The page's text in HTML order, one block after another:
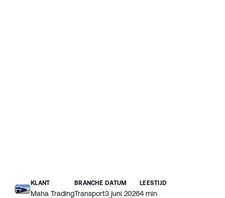
KLANT
Maha Trading
BRANCHE
Transport
DATUM
3 juni 2026
LEESTIJD
4min